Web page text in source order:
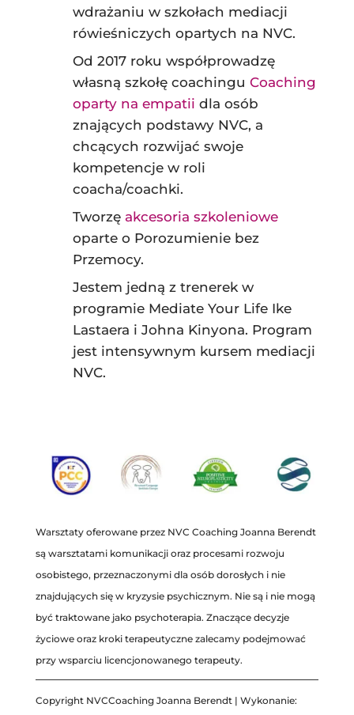
wdrażaniu w szkołach mediacji
rówieśniczych opartych na NVC.
Od 2017 roku współprowadzę
własną szkołę coachingu Coaching
oparty na empatii dla osób
znających podstawy NVC, a
chcących rozwijać swoje
kompetencje w roli
coacha/coachki.
Tworzę akcesoria szkoleniowe
oparte o Porozumienie bez
Przemocy.
Jestem jedną z trenerek w
programie Mediate Your Life Ike
Lastaera i Johna Kinyona. Program
jest intensywnym kursem mediacji
NVC.
Warsztaty oferowane przez NVC Coaching Joanna Berendt
są warsztatami komunikacji oraz procesami rozwoju
osobistego, przeznaczonymi dla osób dorosłych i nie
znajdujących się w kryzysie psychicznym. Nie są i nie mogą
być traktowane jako psychoterapia. Znaczące decyzje
życiowe oraz kroki terapeutyczne zalecamy podejmować
przy wsparciu licencjonowanego terapeuty.
Copyright NVCCoaching Joanna Berendt | Wykonanie: